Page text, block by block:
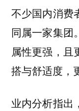
不少国内消费
同属一家集团
属性更强，且
搭与舒适度，
业内分析指出